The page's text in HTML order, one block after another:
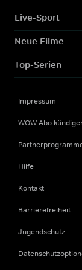
Live-Sport
Neue Filme
Top-Serien
Impressum
WOW Abo
Hilfe
Kontakt
Barrierefreiheit
Jugendschutz